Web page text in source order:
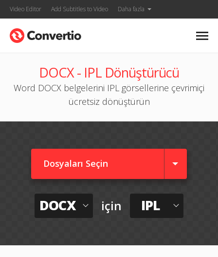
Video Editor Add Subtitles to Video Daha fazla
DOCX - IPL Dönüştürücü
Word DOCX belgelerini IPL görsellerine çevrimiçi
ücretsiz dönüştürün
Dosyaları Seçin
DOCX için IPL